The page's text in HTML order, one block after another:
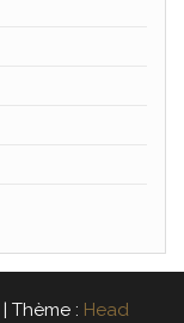
| Thème : Head